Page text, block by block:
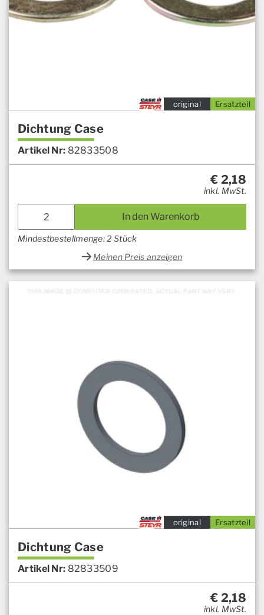
Ersatzteil
original
Dichtung Case
Artikel Nr: 82833508
€ 2,18
inkl. MwSt.
In den Warenkorb
Mindestbestellmenge: 2 Stück
Meinen Preis anzeigen
Ersatzteil
original
Dichtung Case
Artikel Nr: 82833509
€ 2,18
inkl. MwSt.